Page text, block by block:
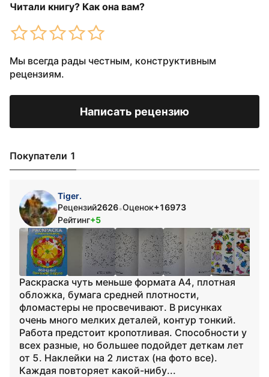
Читали книгу? Как она вам?
Мы всегда рады честным, конструктивным
рецензиям.
Написать рецензию
Покупатели 1
Tiger.
Рецензий2626•Оценок+16973
Рейтинг+5
Раскраска чуть меньше формата А4, плотная
обложка, бумага средней плотности,
фломастеры не просвечивают. В рисунках
очень много мелких деталей, контур тонкий.
Работа предстоит кропотливая. Способности у
всех разные, но большее подойдет деткам лет
от 5. Наклейки на 2 листах (на фото все).
Каждая повторяет какой-нибу...